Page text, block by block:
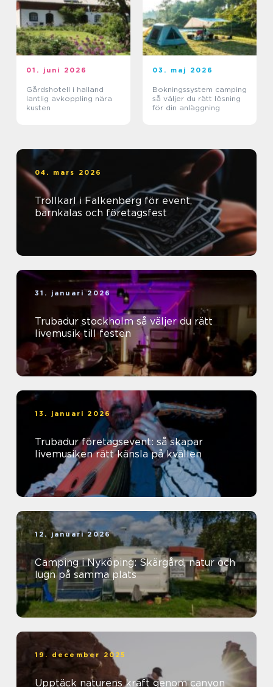
01. juni 2026
Gårdshotell i halland
lantlig avkoppling nära
kusten
03. maj 2026
Bokningssystem camping
så väljer du rätt lösning
för din anläggning
04. mars 2026
Trollkarl i Falkenberg för event,
barnkalas och företagsfest
31. januari 2026
Trubadur stockholm så väljer du rätt
livemusik till festen
13. januari 2026
Trubadur företagsevent: så skapar
livemusiken rätt känsla på kvällen
12. januari 2026
Camping i Nyköping: Skärgård, natur och
lugn på samma plats
19. december 2025
Upptäck naturens kraft genom canyon